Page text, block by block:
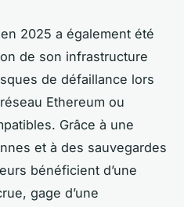
2025 a également été
de son infrastructure
de défaillance lors
Ethereum ou
Grâce à une
et à des sauvegardes
bénéficient d’une
gage d’une